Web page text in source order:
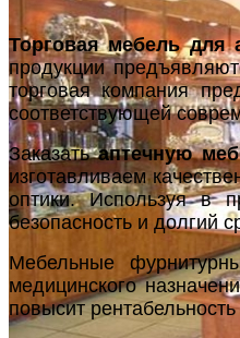
Торговая мебель для
продукции
торговая компания
соответствующей
Заказатьаптечную
изготавливаем
оптики. Используя в
безопасность и долгий
Мебельные
медицинского
повысит